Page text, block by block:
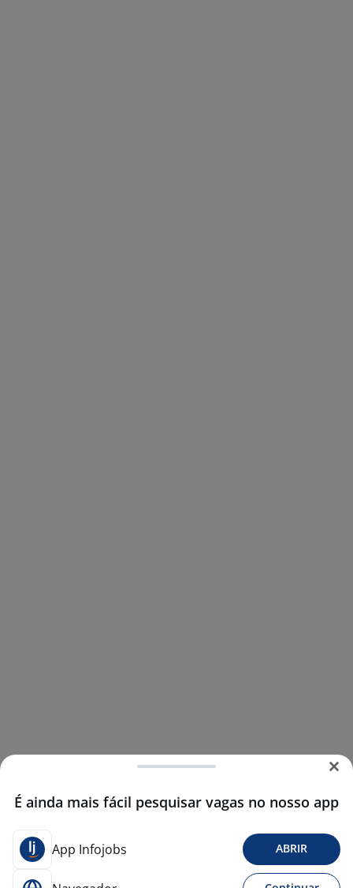
É ainda mais fácil pesquisar vagas no nosso app
App Infojobs ABRIR